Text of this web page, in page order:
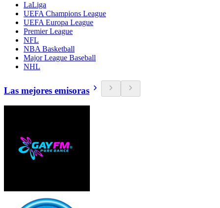
LaLiga
UEFA Champions League
UEFA Europa League
Premier League
NFL
NBA Basketball
Major League Baseball
NHL
Las mejores emisoras